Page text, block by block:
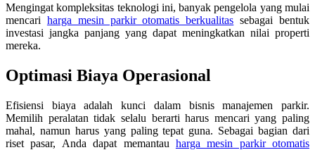
Mengingat kompleksitas teknologi ini, banyak pengelola yang mulai
mencari harga mesin parkir otomatis berkualitas sebagai bentuk
investasi jangka panjang yang dapat meningkatkan nilai properti
mereka.
Optimasi Biaya Operasional
Efisiensi biaya adalah kunci dalam bisnis manajemen parkir.
Memilih peralatan tidak selalu berarti harus mencari yang paling
mahal, namun harus yang paling tepat guna. Sebagai bagian dari
riset pasar, Anda dapat memantau harga mesin parkir otomatis